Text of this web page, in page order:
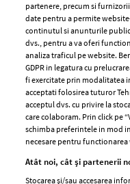
ELLE Style
2024
Despre ELLE
Romania
Contact
Abonamente
GSP
partenere, precum si
date pentru a permite
continutul si anunturile
dvs., pentru a va oferi
analiza traficul pe website.
GDPR in legatura cu
fi exercitate prin modalitatea
acceptati folosirea tuturor
acceptul dvs. cu privire la
care colaboram. Prin click pe
schimba preferintele in mod
necesare pentru
Atât noi, cât și partenerii
Stocarea și/sau accesarea